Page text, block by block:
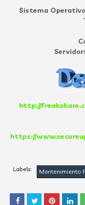
Sistema
Servidor:
http://
https://
Labels: Mantenimiento